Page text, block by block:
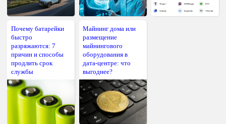
Почему батарейки
быстро
разряжаются: 7
причин и способы
продлить срок
службы
Майнинг дома или
размещение
майнингового
оборудования в
дата-центре: что
выгоднее?